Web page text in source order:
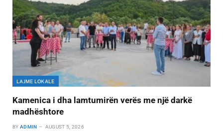
LAJME LOKALE
Kamenica i dha lamtumirën verës me një darkë
madhështore
BY ADMIN AUGUST 5, 2026